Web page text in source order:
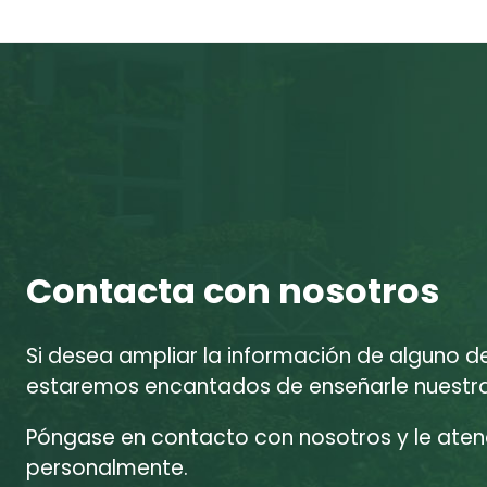
Contacta con nosotros
Si desea ampliar la información de alguno
estaremos encantados de enseñarle
Póngase en contacto con nosotros y le
personalmente.